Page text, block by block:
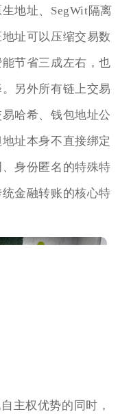
地址、SegWit隔离
址可以压缩交易数
节省三成左右，也
另外所有链上交易
哈希、钱包地址公
址本身不直接绑定
身份匿名的特殊特
金融转账的核心特
主权优势的同时，